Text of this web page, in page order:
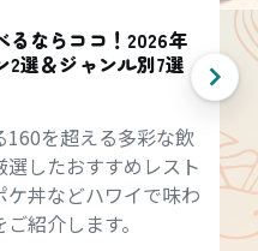
るならココ！2026年
2選＆ジャンル別7選
160を超える多彩な飲
したおすすめレスト
丼などハワイで味わ
紹介します。